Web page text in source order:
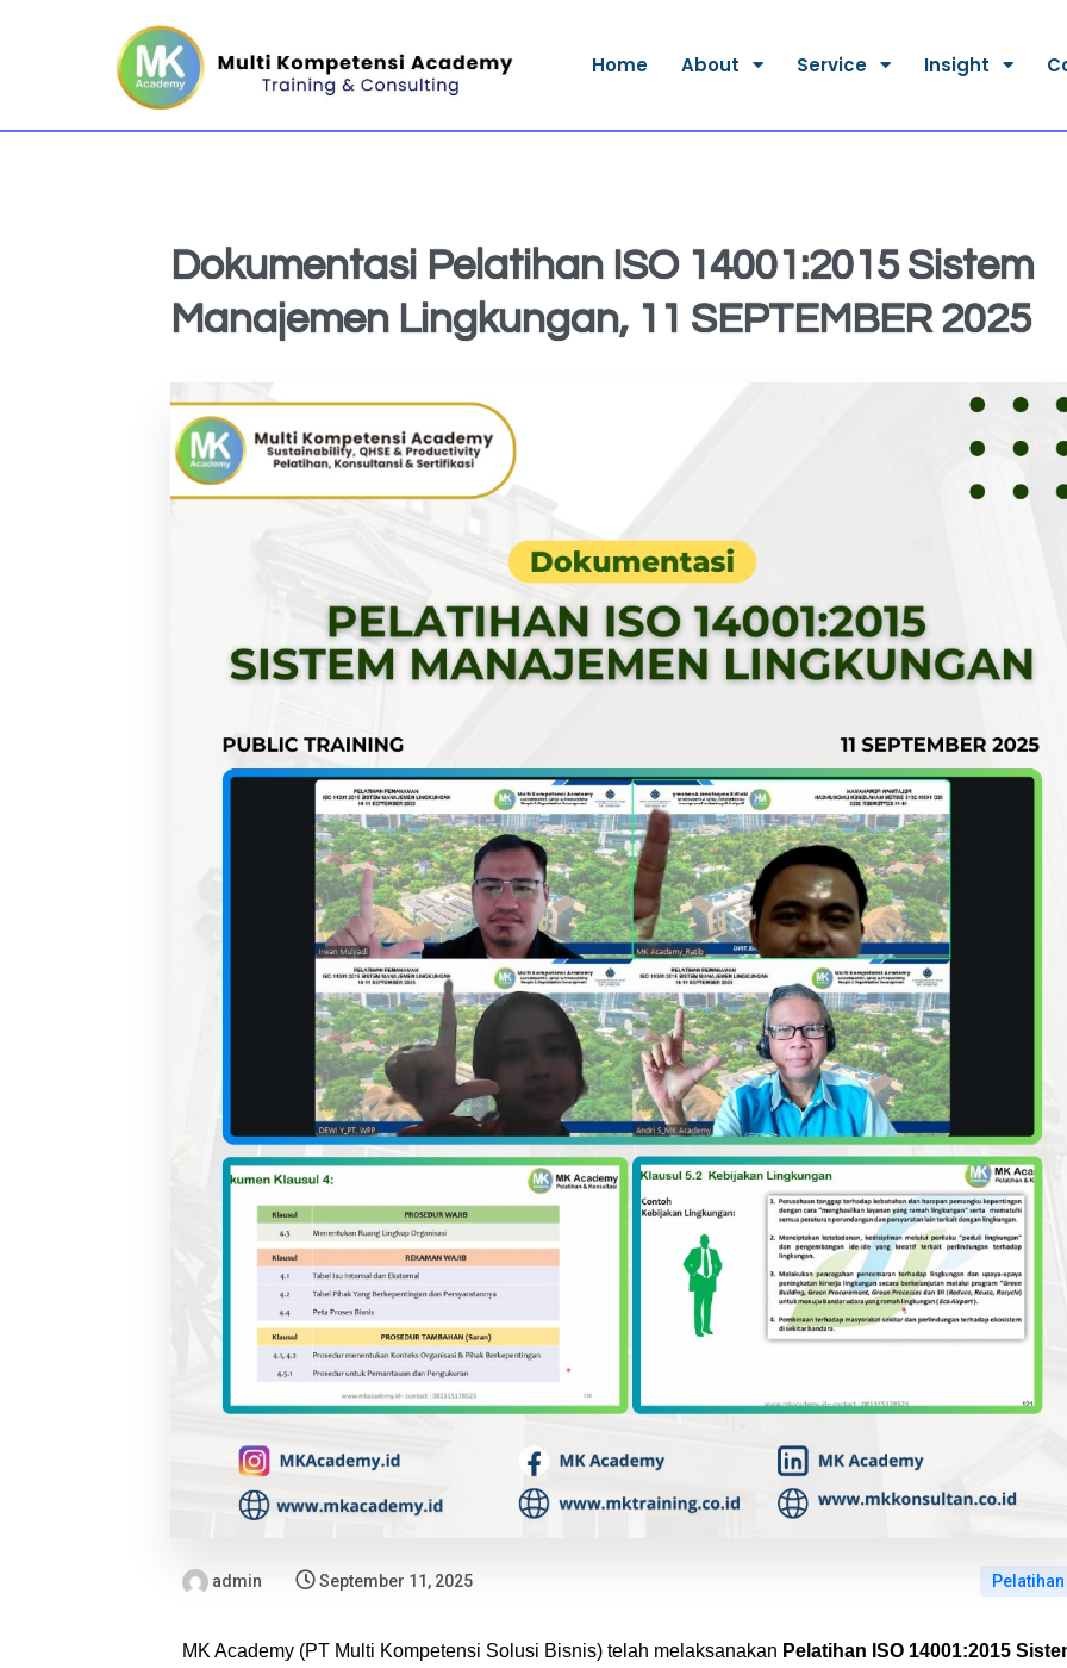
Home About Service Insight
Dokumentasi Pelatihan ISO 14001:2015 Sistem
Manajemen Lingkungan, 11 SEPTEMBER 2025
admin September 11, 2025 Pelatihan
MK Academy (PT Multi Kompetensi Solusi Bisnis) telah melaksanakan Pelatihan ISO 14001:2015